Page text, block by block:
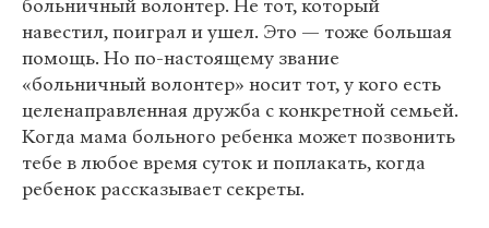
больничный волонтер. Не тот, который
навестил, поиграл и ушел. Это — тоже большая
помощь. Но по-настоящему звание
«больничный волонтер» носит тот, у кого есть
целенаправленная дружба с конкретной семьей.
Когда мама больного ребенка может позвонить
тебе в любое время суток и поплакать, когда
ребенок рассказывает секреты.